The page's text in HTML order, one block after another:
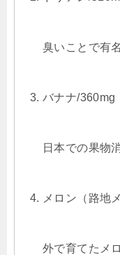
臭いことで有
バナナ/360mg
日本での果物
メロン（路地
外で育てたメ